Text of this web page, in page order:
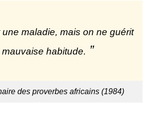
une maladie, mais on ne guérit
habitude.
des proverbes africains (1984)